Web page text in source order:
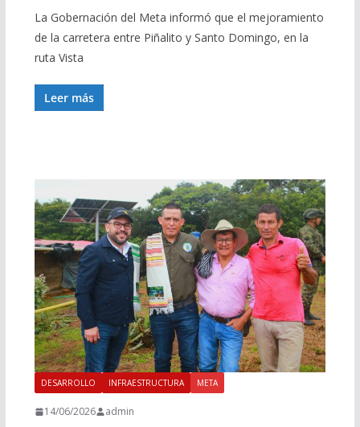
La Gobernación del Meta informó que el mejoramiento
de la carretera entre Piñalito y Santo Domingo, en la
ruta Vista
Leer más
DESARROLLO INFRAESTRUCTURA META
14/06/2026 admin